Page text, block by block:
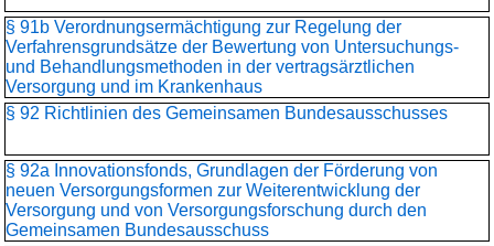
§ 91b Verordnungsermächtigung zur Regelung der
Verfahrensgrundsätze der Bewertung von Untersuchungs-
und Behandlungsmethoden in der vertragsärztlichen
Versorgung und im Krankenhaus
§ 92 Richtlinien des Gemeinsamen Bundesausschusses
§ 92a Innovationsfonds, Grundlagen der Förderung von
neuen Versorgungsformen zur Weiterentwicklung der
Versorgung und von Versorgungsforschung durch den
Gemeinsamen Bundesausschuss